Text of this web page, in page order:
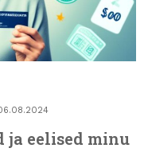
ja eelised minu